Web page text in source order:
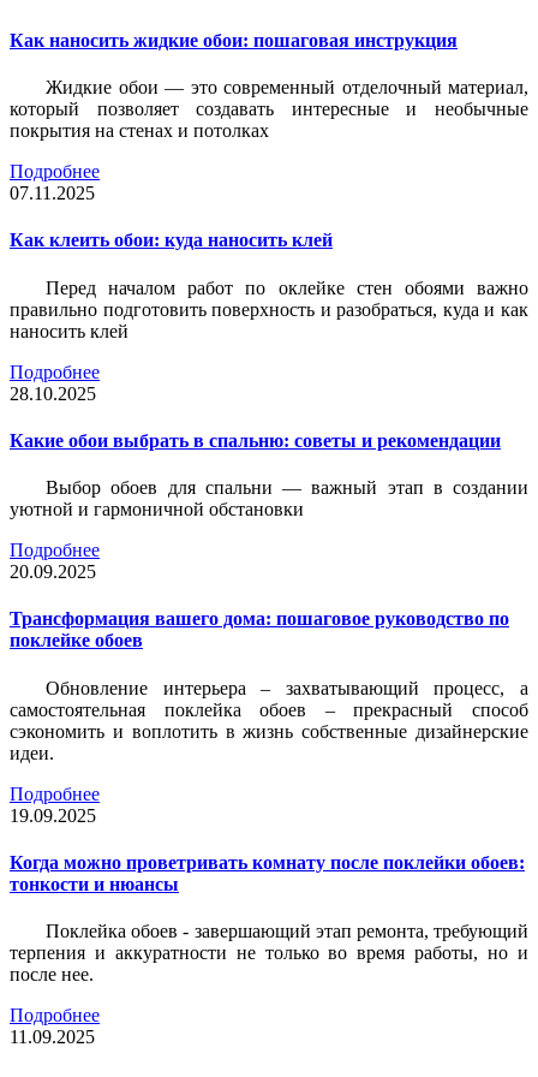
Как наносить жидкие обои: пошаговая инструкция
Жидкие обои — это современный отделочный материал,
который позволяет создавать интересные и необычные
покрытия на стенах и потолках
Подробнее
07.11.2025
Как клеить обои: куда наносить клей
Перед началом работ по оклейке стен обоями важно
правильно подготовить поверхность и разобраться, куда и как
наносить клей
Подробнее
28.10.2025
Какие обои выбрать в спальню: советы и рекомендации
Выбор обоев для спальни — важный этап в создании
уютной и гармоничной обстановки
Подробнее
20.09.2025
Трансформация вашего дома: пошаговое руководство по
поклейке обоев
Обновление интерьера – захватывающий процесс, а
самостоятельная поклейка обоев – прекрасный способ
сэкономить и воплотить в жизнь собственные дизайнерские
идеи.
Подробнее
19.09.2025
Когда можно проветривать комнату после поклейки обоев:
тонкости и нюансы
Поклейка обоев - завершающий этап ремонта, требующий
терпения и аккуратности не только во время работы, но и
после нее.
Подробнее
11.09.2025